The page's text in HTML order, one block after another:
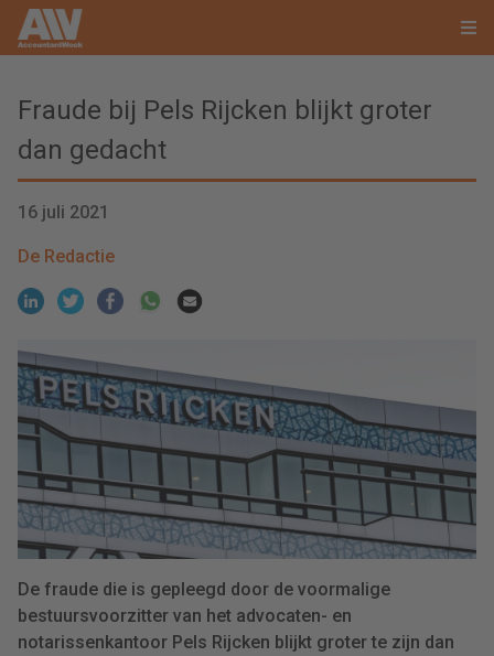
Fraude bij Pels Rijcken blijkt groter
dan gedacht
16 juli 2021
De Redactie
De fraude die is gepleegd door de voormalige
bestuursvoorzitter van het advocaten- en
notarissenkantoor Pels Rijcken blijkt groter te zijn dan